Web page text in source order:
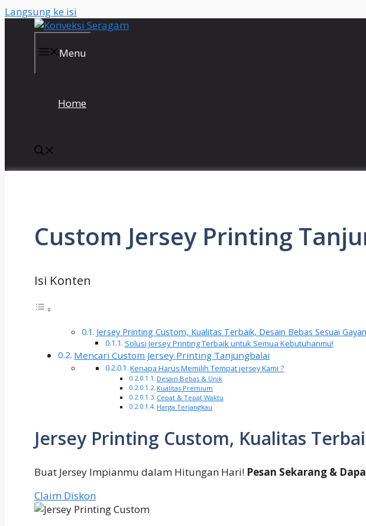
Langsung ke isi
Menu
Home
Custom Jersey Printing
Isi Konten
Jersey Printing Custom, Kualitas Terbaik, Desain Bebas Sesuai
Solusi Jersey Printing Terbaik untuk Semua Kebutuhanmu!
Mencari Custom Jersey Printing Tanjungbalai
Kenapa Harus Memilih Tempat jersey Kami ?
Desain Bebas & Unik
Kualitas Premium
Cepat & Tepat Waktu
Harga Terjangkau
Jersey Printing Custom, Kualitas
Buat Jersey Impianmu dalam Hitungan Hari! Pesan Sekarang &
Claim Diskon